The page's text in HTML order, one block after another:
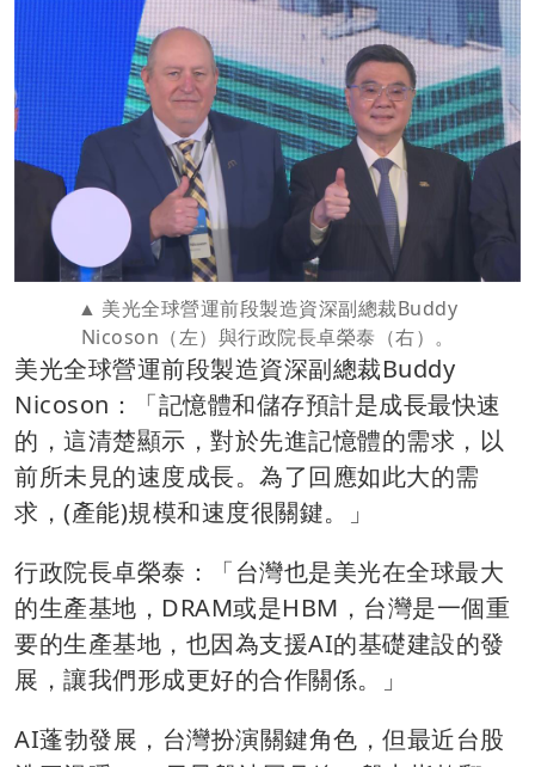
美光全球營運前段製造資深副總裁Buddy
Nicoson（左）與行政院長卓榮泰（右）。
美光全球營運前段製造資深副總裁Buddy
Nicoson：「記憶體和儲存預計是成長最快速
的，這清楚顯示，對於先進記憶體的需求，以
前所未見的速度成長。為了回應如此大的需
求，(產能)規模和速度很關鍵。」
行政院長卓榮泰：「台灣也是美光在全球最大
的生產基地，DRAM或是HBM，台灣是一個重
要的生產基地，也因為支援AI的基礎建設的發
展，讓我們形成更好的合作關係。」
AI蓬勃發展，台灣扮演關鍵角色，但最近台股